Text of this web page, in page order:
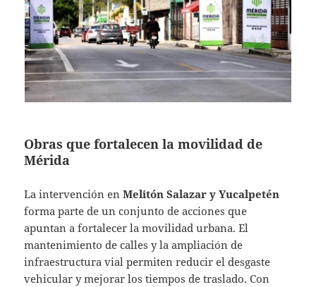
Obras que fortalecen la movilidad de
Mérida
La intervención enMelitón Salazar y Yucalpetén
forma parte de un conjunto de acciones que
apuntan a fortalecer la movilidad urbana. El
mantenimiento de calles y la ampliación de
infraestructura vial permiten reducir el desgaste
vehicular y mejorar los tiempos de traslado. Con